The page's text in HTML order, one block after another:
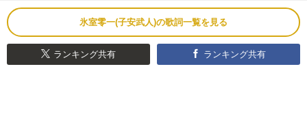
氷室零一(子安武人)の歌詞一覧を見る
ランキング共有 ランキング共有